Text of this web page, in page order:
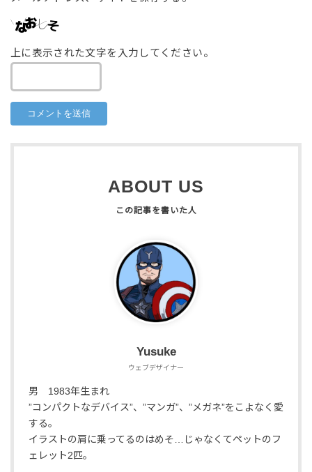
上に表示された文字を入力してください。
ABOUT US
Yusuke
ウェブデザイナー
男 1983年生まれ
”コンパクトなデバイス”、”マンガ”、”メガネ”をこよなく愛
する。
イラストの肩に乗ってるのはめそ…じゃなくてペットのフ
ェレット2匹。